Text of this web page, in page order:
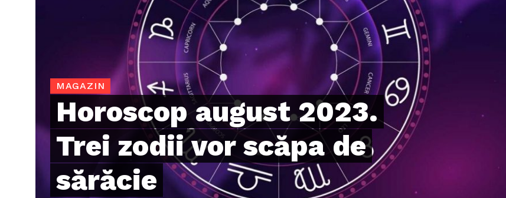
MAGAZIN
Horoscop august 2023.
Trei zodii vor scăpa de
sărăcie